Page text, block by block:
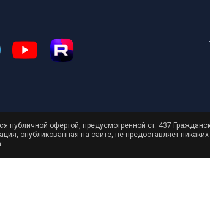
публичной офертой, предусмотренной ст. 437
опубликованная на сайте, не предоставляет